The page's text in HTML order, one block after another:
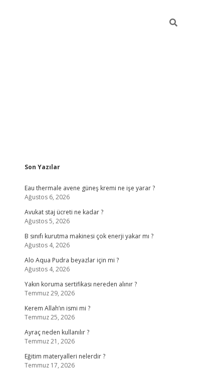
Sidebar
Son Yazılar
Eau thermale avene güneş kremi ne işe yarar ?
Ağustos 6, 2026
Avukat staj ücreti ne kadar ?
Ağustos 5, 2026
B sınıfı kurutma makinesi çok enerji yakar mı ?
Ağustos 4, 2026
Alo Aqua Pudra beyazlar için mi ?
Ağustos 4, 2026
Yakın koruma sertifikası nereden alınır ?
Temmuz 29, 2026
Kerem Allah’ın ismi mi ?
Temmuz 25, 2026
Ayraç neden kullanılır ?
Temmuz 21, 2026
Eğitim materyalleri nelerdir ?
Temmuz 17, 2026